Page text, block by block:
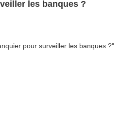
les banques ?